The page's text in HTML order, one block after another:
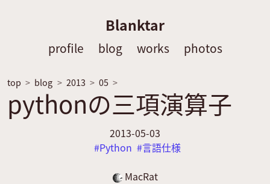
Blanktar
profile blog works photos
top blog 2013 05
pythonの三項演算子
2013-05-03
Python
言語仕様
MacRat